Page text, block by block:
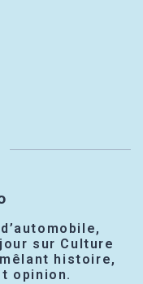
sur Culture
histoire,
opinion.